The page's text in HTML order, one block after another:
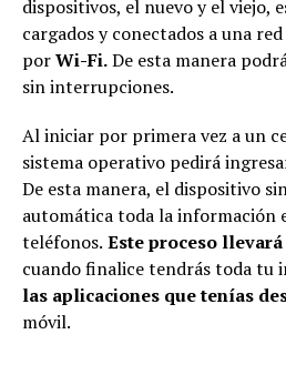
dispositivos, el nuevo y el viejo,
cargados y conectados a una
porWi-Fi.De esta manera
sin interrupciones.
Al iniciar por primera vez a un
sistema operativo pedirá
De esta manera, el dispositivo
automática toda la información
teléfonos. Este proceso
cuando finalice tendrás toda tu
las aplicaciones que tenías
móvil.